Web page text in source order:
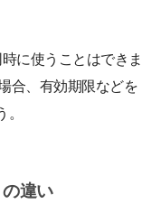
に使うことはできま
合、有効期限などを
の違い